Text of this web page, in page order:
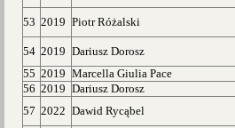
53 2019 Piotr Różalski
54 2019 Dariusz Dorosz
55 2019 Marcella Giulia Pace
56 2019 Dariusz Dorosz
57 2022 Dawid Rycąbel